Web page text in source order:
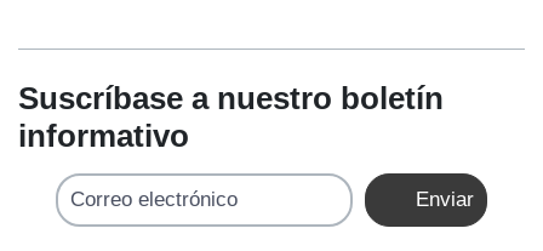
Suscríbase a nuestro boletín
informativo
Correo electrónico Enviar